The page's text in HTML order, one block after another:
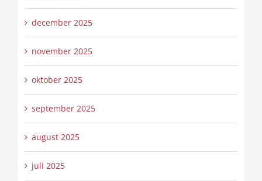
december 2025
november 2025
oktober 2025
september 2025
august 2025
juli 2025